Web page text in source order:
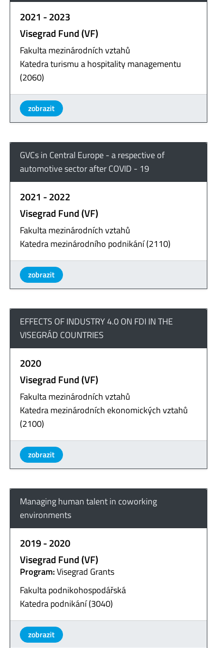
2021 - 2023
Visegrad Fund (VF)
Fakulta mezinárodních vztahů
Katedra turismu a hospitality managementu
(2060)
zobrazit
GVCs in Central Europe - a respective of
automotive sector after COVID - 19
2021 - 2022
Visegrad Fund (VF)
Fakulta mezinárodních vztahů
Katedra mezinárodního podnikání (2110)
zobrazit
EFFECTS OF INDUSTRY 4.0 ON FDI IN THE
VISEGRÁD COUNTRIES
2020
Visegrad Fund (VF)
Fakulta mezinárodních vztahů
Katedra mezinárodních ekonomických vztahů
(2100)
zobrazit
Managing human talent in coworking
environments
2019 - 2020
Visegrad Fund (VF)
Program:Visegrad Grants
Fakulta podnikohospodářská
Katedra podnikání (3040)
zobrazit